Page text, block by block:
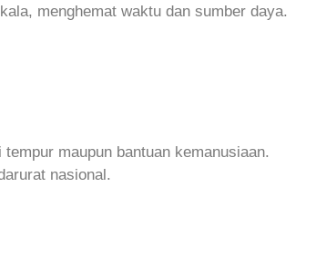
menghemat waktu dan sumber daya.
maupun bantuan kemanusiaan.
nasional.